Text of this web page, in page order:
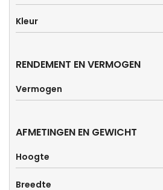
Kleur
RENDEMENT EN VERMOGEN
Vermogen
AFMETINGEN EN GEWICHT
Hoogte
Breedte